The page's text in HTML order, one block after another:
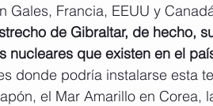
Gales, Francia, EEUU y
de Gibraltar, de hecho,
nucleares que existen en el
donde podría instalarse esta
el Mar Amarillo en Corea,